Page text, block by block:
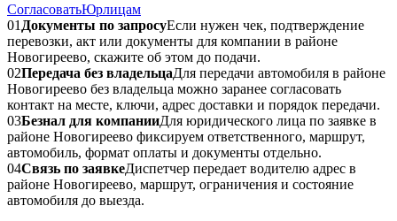
СогласоватьЮрлицам
01 Документы по запросуЕсли нужен чек, подтверждение
перевозки, акт или документы для компании в районе
Новогиреево, скажите об этом до подачи.
02Передача без владельцаДля передачи автомобиля в районе
Новогиреево без владельца можно заранее согласовать
контакт на месте, ключи, адрес доставки и порядок передачи.
03Безнал для компанииДля юридического лица по заявке в
районе Новогиреево фиксируем ответственного, маршрут,
автомобиль, формат оплаты и документы отдельно.
04Связь по заявкеДиспетчер передает водителю адрес в
районе Новогиреево, маршрут, ограничения и состояние
автомобиля до выезда.